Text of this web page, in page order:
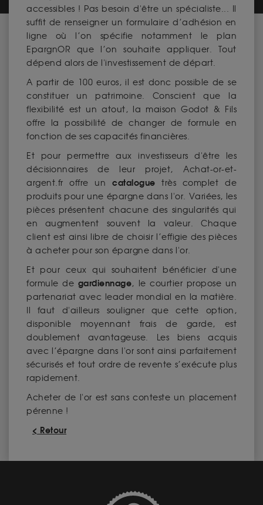
accessibles ! Pas besoin d'être un spécialiste... Il
suffit de renseigner un formulaire d’adhésion en
ligne où l’on spécifie notamment le plan
EpargnOR que l’on souhaite appliquer. Tout
dépend alors de l'investissement de départ.
A partir de 100 euros, il est donc possible de se
constituer un patrimoine. Conscient que la
flexibilité est un atout, la maison Godot & Fils
offre la possibilité de changer de formule en
fonction de ses capacités financières.
Et pour permettre aux investisseurs d'être les
décisionnaires de leur projet, Achat-or-et-
argent.fr offre un catalogue très complet de
produits pour une épargne dans l'or. Variées, les
pièces présentent chacune des singularités qui
en augmentent souvent la valeur. Chaque
client est ainsi libre de choisir l’effigie des pièces
à acheter pour son épargne dans l'or.
Et pour ceux qui souhaitent bénéficier d'une
formule de gardiennage, le courtier propose un
partenariat avec leader mondial en la matière.
Il faut d'ailleurs souligner que cette option,
disponible moyennant frais de garde, est
doublement avantageuse. Les biens acquis
avec l’épargne dans l'or sont ainsi parfaitement
sécurisés et tout ordre de revente s’exécute plus
rapidement.
Acheter de l'or est sans conteste un placement
pérenne !
< Retour